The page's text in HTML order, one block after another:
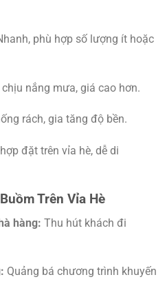
phù hợp số lượng ít hoặc
nắng mưa, giá cao hơn.
rách, gia tăng độ bền.
đặt trên vỉa hè, dễ di
Trên Vỉa Hè
hàng: Thu hút khách đi
Quảng bá chương trình khuyến